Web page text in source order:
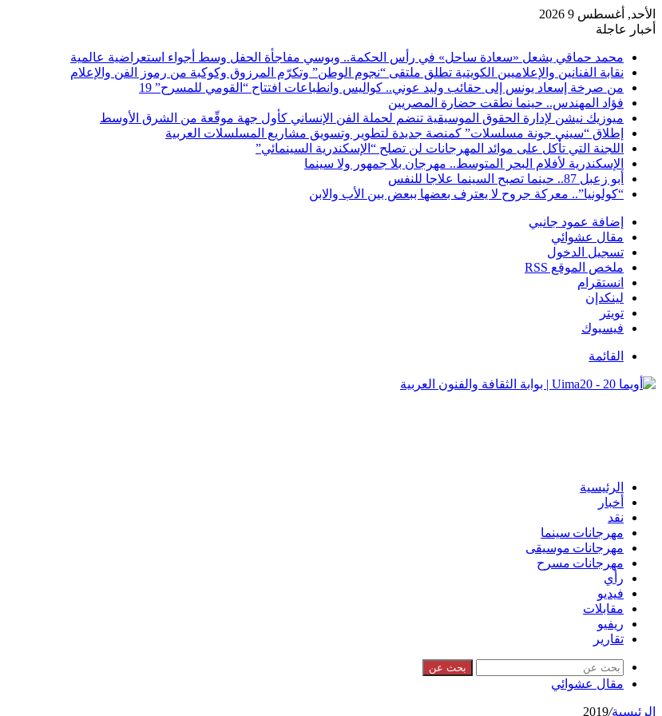
الأحد, أغسطس 9 2026
أخبار عاجلة
محمد حماقي يشعل «سعادة ساحل» في رأس الحكمة.. وبوسي مفاجأة الحفل وسط أجواء استعراضية عالمية
نقابة الفنانين والإعلاميين الكويتية تطلق ملتقى “نجوم الوطن” وتكرّم المرزوق وكوكبة من رموز الفن والإعلام
من صرخة إسعاد يونس إلى حقائب وليد عوني.. كواليس وانطباعات افتتاح “القومي للمسرح” 19
فؤاد المهندس.. حينما نطقت حضارة المصريين
ميوزيك نيشن لإدارة الحقوق الموسيقية تنضم لحملة الفن الإنساني كأول جهة موقّعة من الشرق الأوسط
إطلاق “سيني جونة مسلسلات” كمنصة جديدة لتطوير وتسويق مشاريع المسلسلات العربية
اللجنة التي تأكل على موائد المهرجانات لن تصلح “الإسكندرية السينمائي”
الإسكندرية لأفلام البحر المتوسط.. مهرجان بلا جمهور ولا سينما
أبو زعبل 87.. حينما تصبح السينما علاجا للنفس
“كولونيا”.. معركة جروح لا يعترف بعضها ببعض بين الأب والابن
إضافة عمود جانبي
مقال عشوائي
تسجيل الدخول
ملخص الموقع RSS
انستقرام
لينكدإن
تويتر
فيسبوك
القائمة
الرئيسية
أخبار
نقد
مهرجانات سينما
مهرجانات موسيقى
مهرجانات مسرح
رأي
فيديو
مقابلات
ريفيو
تقارير
بحث عن
مقال عشوائي
الرئيسية/
2019